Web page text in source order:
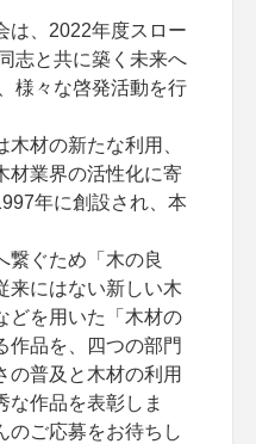
は、2022年度スロー
志と共に築く未来へ
様々な啓発活動を行
木材の新たな利用、
材業界の活性化に寄
年に創設され、本
繋ぐため「木の良
来にはない新しい木
どを用いた「木材の
作品を、四つの部門
の普及と木材の利用
な作品を表彰しま
のご応募をお待ちし